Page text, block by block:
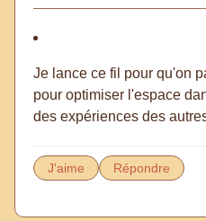
Je lance ce fil pour qu'on
pour optimiser l'espace
des expériences des
J'aime Répondre